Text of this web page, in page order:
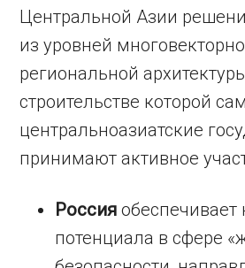
Центральной Азии
из уровней
региональной
строительстве которой
центральноазиатские
принимают активное
Россия
потенциала в сфере